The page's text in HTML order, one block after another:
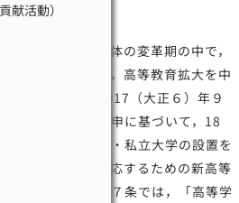
献活動）
あたり，世界全体の変革期の中で，
近代化にあわせて，高等教育拡大を中
望まれていた。1917（大正６）年９
公布され，その答申に基づいて，18
学も含めて官・公・私立大学の設置を
等教育の拡大に対応するための新高等
しい高等学校令第７条では，「高等学